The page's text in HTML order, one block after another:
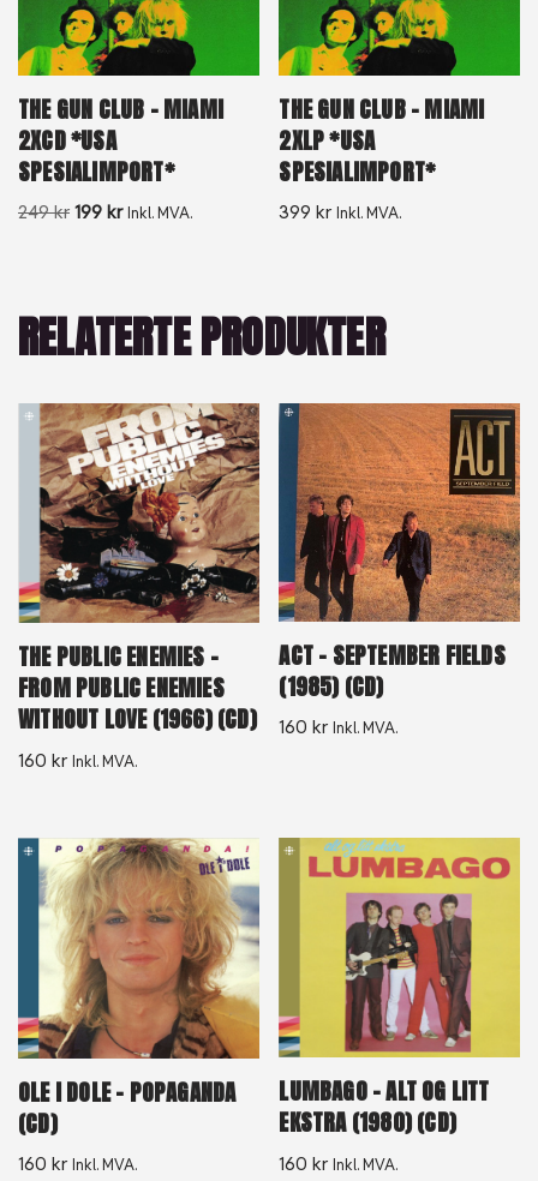
THE GUN CLUB – MIAMI
2XCD *USA
SPESIALIMPORT*
249kr 199 kr Inkl. MVA.
THE GUN CLUB – MIAMI
2XLP *USA
SPESIALIMPORT*
399kr Inkl. MVA.
RELATERTE PRODUKTER
THE PUBLIC ENEMIES –
FROM PUBLIC ENEMIES
WITHOUT LOVE (1966) (CD)
160 kr Inkl. MVA.
ACT – SEPTEMBER FIELDS
(1985) (CD)
160kr Inkl. MVA.
OLE I DOLE – POPAGANDA
(CD)
160 kr Inkl. MVA.
LUMBAGO – ALT OG LITT
EKSTRA (1980) (CD)
160kr Inkl. MVA.